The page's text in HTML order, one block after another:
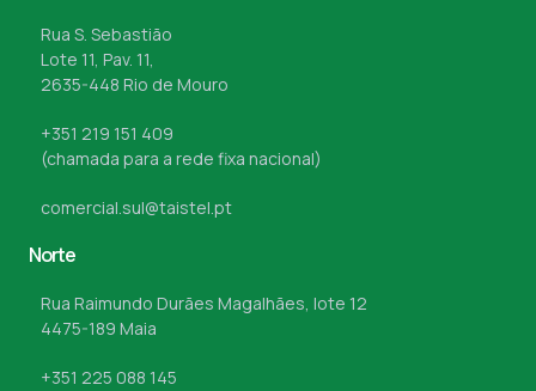
Rua S. Sebastião
Lote 11, Pav. 11,
2635-448 Rio de Mouro
+351 219 151 409
(chamada para a rede fixa nacional)
comercial.sul@taistel.pt
Norte
Rua Raimundo Durães Magalhães, lote 12
4475-189 Maia
+351 225 088 145